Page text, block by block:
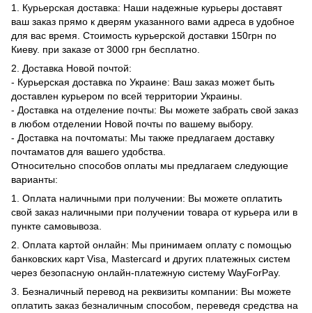
1. Курьерская доставка: Наши надежные курьеры доставят
ваш заказ прямо к дверям указанного вами адреса в удобное
для вас время. Стоимость курьерской доставки 150грн по
Киеву. при заказе от 3000 грн бесплатно.
2. Доставка Новой почтой:
- Курьерская доставка по Украине: Ваш заказ может быть
доставлен курьером по всей территории Украины.
- Доставка на отделение почты: Вы можете забрать свой заказ
в любом отделении Новой почты по вашему выбору.
- Доставка на почтоматы: Мы также предлагаем доставку
почтаматов для вашего удобства.
Относительно способов оплаты мы предлагаем следующие
варианты:
1. Оплата наличными при получении: Вы можете оплатить
свой заказ наличными при получении товара от курьера или в
пункте самовывоза.
2. Оплата картой онлайн: Мы принимаем оплату с помощью
банковских карт Visa, Mastercard и других платежных систем
через безопасную онлайн-платежную систему WayForPay.
3. Безналичный перевод на реквизиты компании: Вы можете
оплатить заказ безналичным способом, переведя средства на